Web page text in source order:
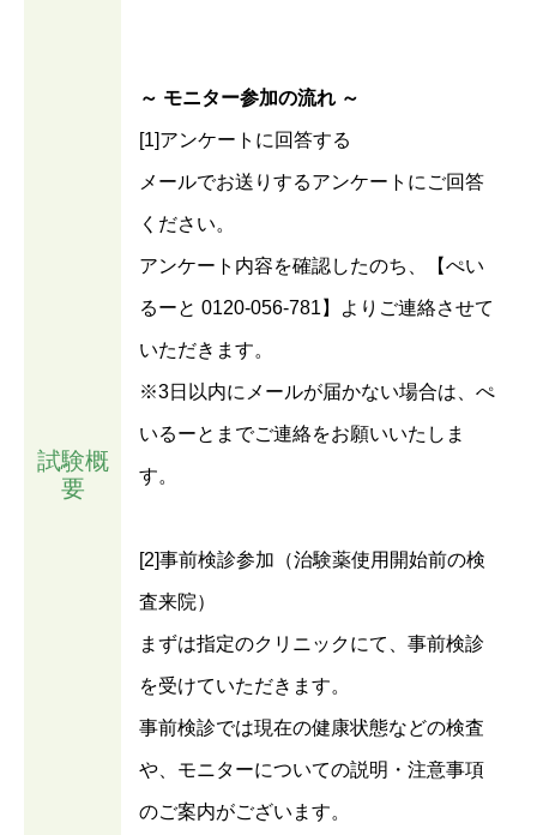
試験概
要
～ モニター参加の流れ ～
[1]アンケートに回答する
メールでお送りするアンケートにご回答
ください。
アンケート内容を確認したのち、【ぺい
るーと 0120-056-781】よりご連絡させて
いただきます。
※3日以内にメールが届かない場合は、ぺ
いるーとまでご連絡をお願いいたしま
す。
[2]事前検診参加（治験薬使用開始前の検
査来院）
まずは指定のクリニックにて、事前検診
を受けていただきます。
事前検診では現在の健康状態などの検査
や、モニターについての説明・注意事項
のご案内がございます。